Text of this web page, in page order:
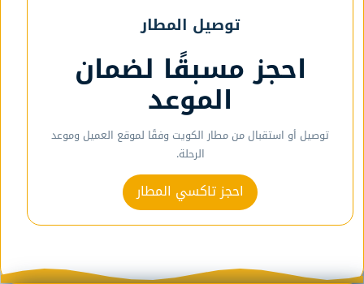
توصيل المطار
احجز مسبقًا لضمان
الموعد
توصيل أو استقبال من مطار الكويت وفقًا لموقع العميل وموعد
الرحلة.
احجز تاكسي المطار